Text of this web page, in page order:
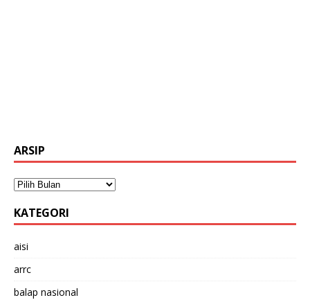
ARSIP
KATEGORI
aisi
arrc
balap nasional